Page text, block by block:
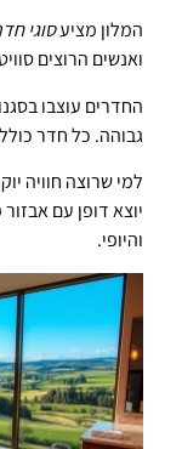
המלון מציעסוגי
ואנשים הרוצים
החדרים עוצבו
גבוהה. כל חדר כולל
למי שרוצה חוויה
יוצא דופן עם
והיופי.